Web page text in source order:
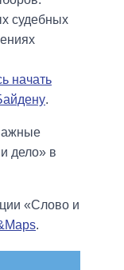
судебных
начать
.
дело» в
«Слово и
.